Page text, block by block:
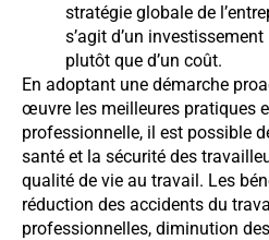
stratégie globale de
s’agit d’un
plutôt que d’un coût.
En adoptant une démarche
œuvre les meilleures pratiques
professionnelle, il est possible
santé et la sécurité des
qualité de vie au travail. Les
réduction des accidents du
professionnelles, diminution